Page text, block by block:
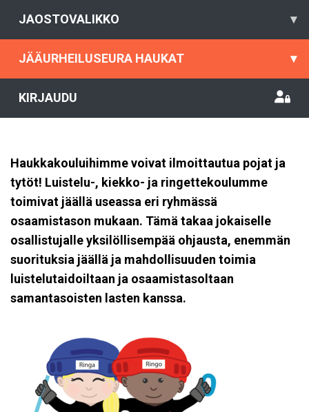
JAOSTOVALIKKO ▾
JÄÄURHEILUSEURA HAUKAT ▾
KIRJAUDU
Haukkakouluihimme voivat ilmoittautua pojat ja
tytöt! Luistelu-, kiekko- ja ringettekoulumme
toimivat jäällä useassa eri ryhmässä
osaamistason mukaan. Tämä takaa jokaiselle
osallistujalle yksilöllisempää ohjausta, enemmän
suorituksia jäällä ja mahdollisuuden toimia
luistelutaidoiltaan ja osaamistasoltaan
samantasoisten lasten kanssa.